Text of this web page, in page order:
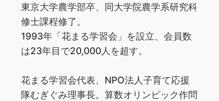
東京大学農学部卒、同大学院農学系研究科
修士課程修了。
1993年「花まる学習会」を設立、会員数
は23年目で20,000人を超す。
花まる学習会代表、NPO法人子育て応援
隊むぎぐみ理事長。算数オリンピック作問